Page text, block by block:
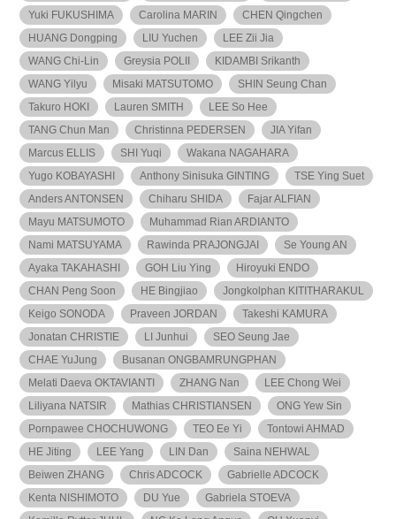
Yuki FUKUSHIMA
Carolina MARIN
CHEN Qingchen
HUANG Dongping
LIU Yuchen
LEE Zii Jia
WANG Chi-Lin
Greysia POLII
KIDAMBI Srikanth
WANG Yilyu
Misaki MATSUTOMO
SHIN Seung Chan
Takuro HOKI
Lauren SMITH
LEE So Hee
TANG Chun Man
Christinna PEDERSEN
JIA Yifan
Marcus ELLIS
SHI Yuqi
Wakana NAGAHARA
Yugo KOBAYASHI
Anthony Sinisuka GINTING
TSE Ying Suet
Anders ANTONSEN
Chiharu SHIDA
Fajar ALFIAN
Mayu MATSUMOTO
Muhammad Rian ARDIANTO
Nami MATSUYAMA
Rawinda PRAJONGJAI
Se Young AN
Ayaka TAKAHASHI
GOH Liu Ying
Hiroyuki ENDO
CHAN Peng Soon
HE Bingjiao
Jongkolphan KITITHARAKUL
Keigo SONODA
Praveen JORDAN
Takeshi KAMURA
Jonatan CHRISTIE
LI Junhui
SEO Seung Jae
CHAE YuJung
Busanan ONGBAMRUNGPHAN
Melati Daeva OKTAVIANTI
ZHANG Nan
LEE Chong Wei
Liliyana NATSIR
Mathias CHRISTIANSEN
ONG Yew Sin
Pornpawee CHOCHUWONG
TEO Ee Yi
Tontowi AHMAD
HE Jiting
LEE Yang LIN Dan
Saina NEHWAL
Beiwen ZHANG
Chris ADCOCK
Gabrielle ADCOCK
Kenta NISHIMOTO
DU Yue
Gabriela STOEVA